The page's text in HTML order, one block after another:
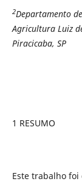
2Departamento
Agricultura Luiz
Piracicaba, SP
1 RESUMO
Este trabalho